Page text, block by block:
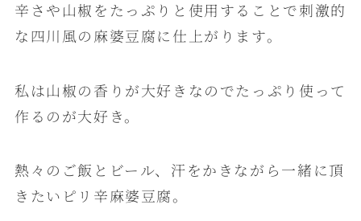
辛さや山椒をたっぷりと使用することで刺激的
な四川風の麻婆豆腐に仕上がります。
私は山椒の香りが大好きなのでたっぷり使って
作るのが大好き。
熱々のご飯とビール、汗をかきながら一緒に頂
きたいピリ辛麻婆豆腐。